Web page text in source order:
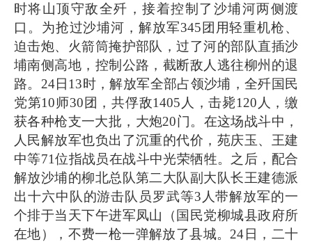
时将山顶守敌全歼，接着控制了沙埔河两侧渡
口。为抢过沙埔河，解放军345团用轻重机枪、
迫击炮、火箭筒掩护部队，过了河的部队直插沙
埔南侧高地，控制公路，截断敌人逃往柳州的退
路。24日13时，解放军全部占领沙埔，全歼国民
党第10师30团，共俘敌1405人，击毙120人，缴
获各种枪支一大批，大炮20门。在这场战斗中，
人民解放军也负出了沉重的代价，苑庆玉、王建
中等71位指战员在战斗中光荣牺牲。之后，配合
解放沙埔的柳北总队第二大队副大队长王建德派
出十六中队的游击队员罗武等3人带解放军的一
个排于当天下午进军凤山（国民党柳城县政府所
在地），不费一枪一弹解放了县城。24日，二十